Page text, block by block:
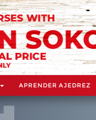
APRENDER AJEDREZ